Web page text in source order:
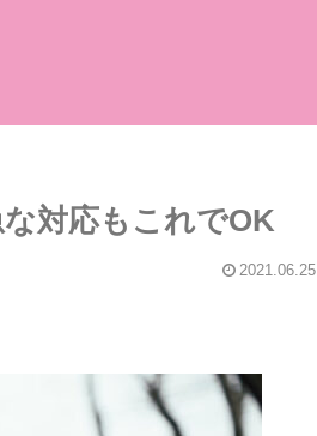
対応もこれでOK
2021.06.25